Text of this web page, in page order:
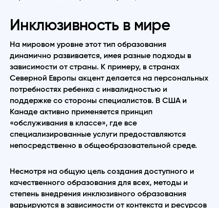
Инклюзивность в мире
На мировом уровне этот тип образования
динамично развивается, имея разные подходы в
зависимости от страны. К примеру, в странах
Северной Европы акцент делается на персональных
потребностях ребенка с инвалидностью и
поддержке со стороны специалистов. В США и
Канаде активно применяется принцип
«обслуживания в классе», где все
специализированные услуги предоставляются
непосредственно в общеобразовательной среде.
Несмотря на общую цель создания доступного и
качественного образования для всех, методы и
степень внедрения инклюзивного образования
варьируются в зависимости от контекста и ресурсов